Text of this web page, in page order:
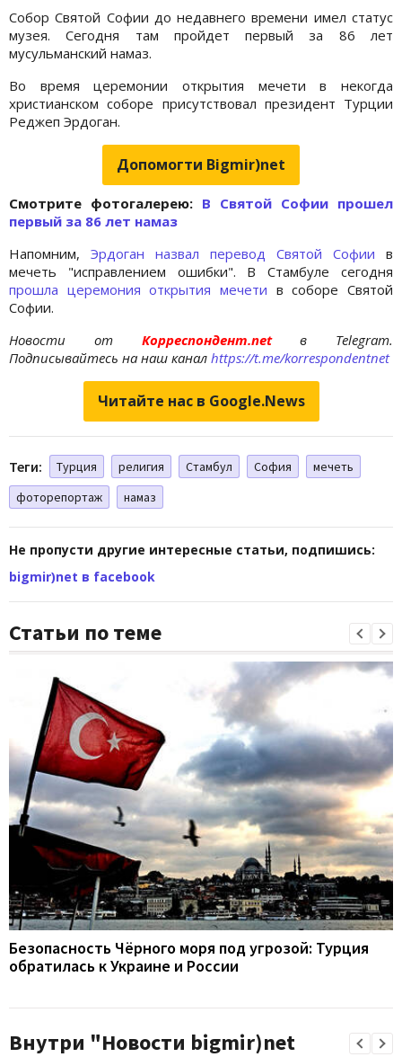
Собор Святой Софии до недавнего времени имел статус
музея. Сегодня там пройдет первый за 86 лет
мусульманский намаз.
Во время церемонии открытия мечети в некогда
христианском соборе присутствовал президент Турции
Реджеп Эрдоган.
Допомогти Bigmir)net
Cмотрите фотогалерею: В Святой Софии прошел
первый за 86 лет намаз
Напомним, Эрдоган назвал перевод Святой Софии в
мечеть "исправлением ошибки". В Стамбуле сегодня
прошла церемония открытия мечети в соборе Святой
Софии.
Новости отКорреспондент.netв Telegram.
Подписывайтесь на наш канал https://t.me/korrespondentnet
Читайте нас в Google.News
Теги: Турция религия Стамбул София
мечеть
фоторепортаж
намаз
Не пропусти другие интересные статьи, подпишись:
bigmir)net в facebook
Статьи по теме
Безопасность Чёрного моря под угрозой: Турция
обратилась к Украине и России
Внутри "Новости bigmir)net